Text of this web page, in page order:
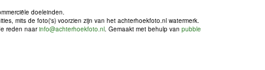
doeleinden.
mits de foto('s) voorzien zijn van het achterhoekfoto.nl watermerk.
reden naarinfo@achterhoekfoto.nl. Gemaakt met behulp van pubble